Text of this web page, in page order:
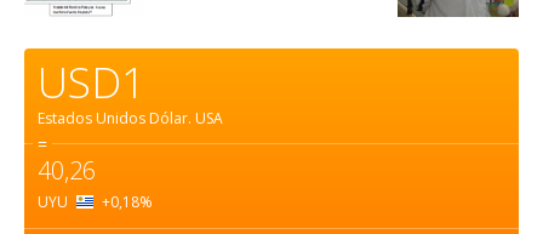
USD1
Estados Unidos Dólar. USA
=
40,26
UYU +0,18%